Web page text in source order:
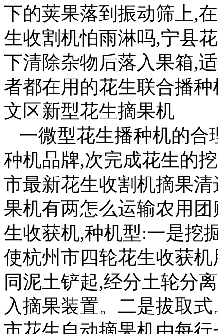
下的荚果落到振动筛上,
生收割机怕雨淋吗,宁县
下清除杂物后落入果箱,
者都在用的花生联合播
文区新型花生摘果机
一微型花生播种机的合
种机品牌,次完成花生的
市最新花生收割机摘果
果机有两怎么运输农用
生收获机,种机型:一是挖
使杭州市四轮花生收获
同泥土铲起,经分土轮分
入摘果装置。二是拔取